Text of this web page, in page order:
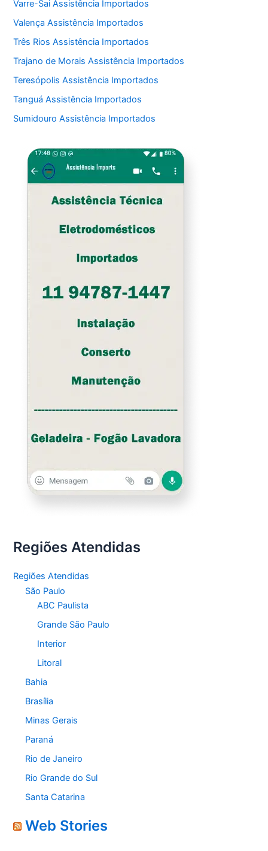
Varre-Sai Assistência Importados
Valença Assistência Importados
Três Rios Assistência Importados
Trajano de Morais Assistência Importados
Teresópolis Assistência Importados
Tanguá Assistência Importados
Sumidouro Assistência Importados
Regiões Atendidas
Regiões Atendidas
São Paulo
ABC Paulista
Grande São Paulo
Interior
Litoral
Bahia
Brasília
Minas Gerais
Paraná
Rio de Janeiro
Rio Grande do Sul
Santa Catarina
Web Stories